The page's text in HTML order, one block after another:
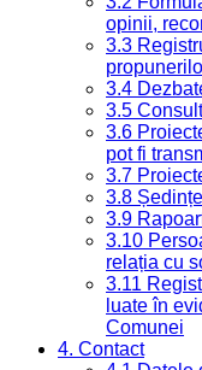
opinii,
3.3
3.4
3.5
3.6
pot fi
3.7
3.8
3.9
3.10
relația cu
3.11
luate în
Comunei
4. Contact